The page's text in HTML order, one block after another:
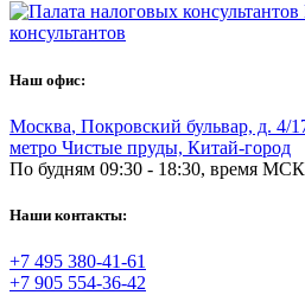
консультантов
Наш офис:
Москва, Покровский бульвар, д. 4/
метро Чистые пруды, Китай-город
По будням 09:30 - 18:30, время МСК
Наши контакты:
+7 495 380-41-61
+7 905 554-36-42